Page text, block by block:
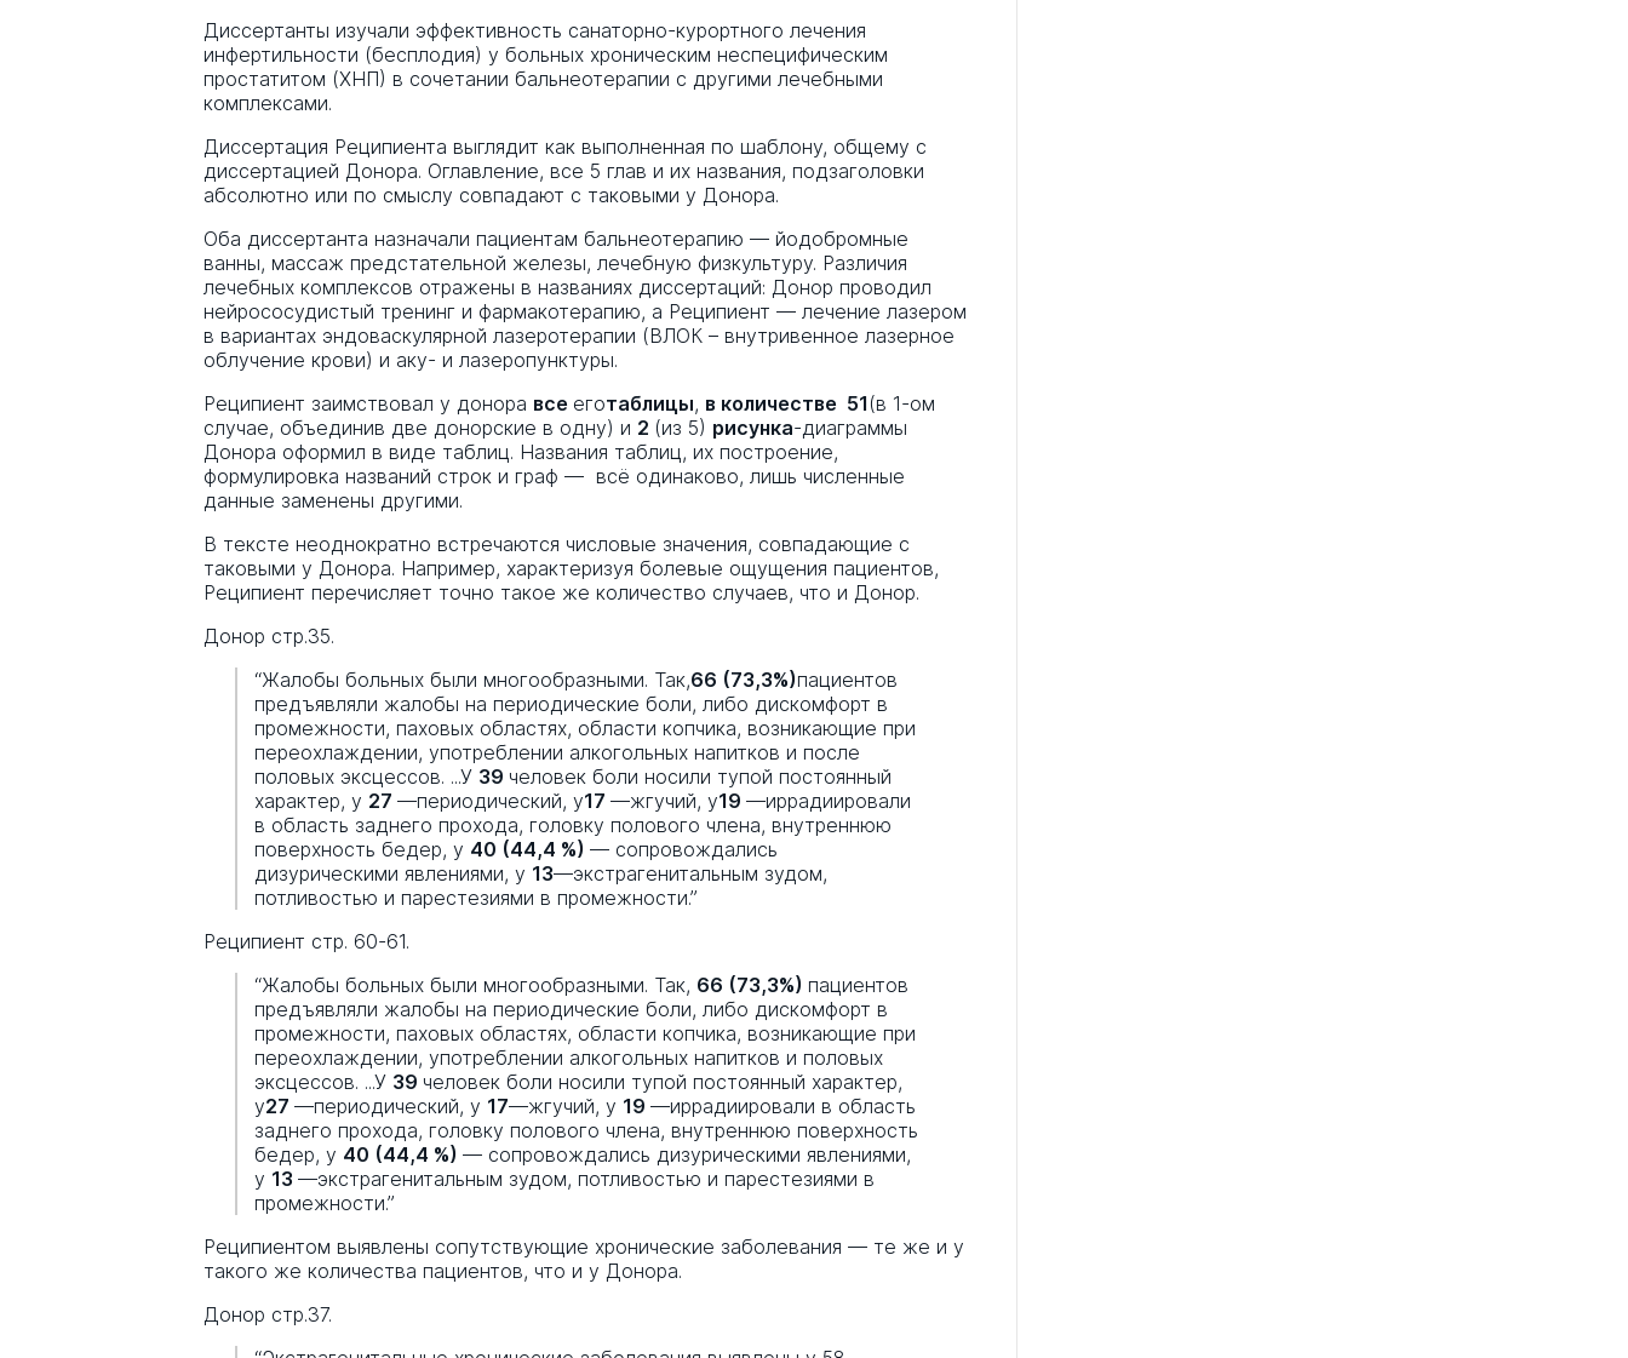
Диссертанты изучали эффективность санаторно-курортного лечения
инфертильности (бесплодия) у больных хроническим неспецифическим
простатитом (ХНП) в сочетании бальнеотерапии с другими лечебными
комплексами.
Диссертация Реципиента выглядит как выполненная по шаблону, общему с
диссертацией Донора. Оглавление, все 5 глав и их названия, подзаголовки
абсолютно или по смыслу совпадают с таковыми у Донора.
Оба диссертанта назначали пациентам бальнеотерапию — йодобромные
ванны, массаж предстательной железы, лечебную физкультуру. Различия
лечебных комплексов отражены в названиях диссертаций: Донор проводил
нейрососудистый тренинг и фармакотерапию, а Реципиент — лечение лазером
в вариантах эндоваскулярной лазеротерапии (ВЛОК – внутривенное лазерное
облучение крови) и аку- и лазеропунктуры.
Реципиент заимствовал у донора все еготаблицы, в количестве 51 (в 1-ом
случае, объединив две донорские в одну) и 2 (из 5) рисунка-диаграммы
Донора оформил в виде таблиц. Названия таблиц, их построение,
формулировка названий строк и граф — всё одинаково, лишь численные
данные заменены другими.
В тексте неоднократно встречаются числовые значения, совпадающие с
таковыми у Донора. Например, характеризуя болевые ощущения пациентов,
Реципиент перечисляет точно такое же количество случаев, что и Донор.
Донор стр.35.
“Жалобы больных были многообразными. Так,66 (73,3%)пациентов
предъявляли жалобы на периодические боли, либо дискомфорт в
промежности, паховых областях, области копчика, возникающие при
переохлаждении, употреблении алкогольных напитков и после
половых эксцессов. ...У 39 человек боли носили тупой постоянный
характер, у 27 —периодический, у17 —жгучий, у19 —иррадиировали
в область заднего прохода, головку полового члена, внутреннюю
поверхность бедер, у 40 (44,4 %) — сопровождались
дизурическими явлениями, у 13—экстрагенитальным зудом,
потливостью и парестезиями в промежности.”
Реципиент стр. 60-61.
“Жалобы больных были многообразными. Так, 66 (73,3%) пациентов
предъявляли жалобы на периодические боли, либо дискомфорт в
промежности, паховых областях, области копчика, возникающие при
переохлаждении, употреблении алкогольных напитков и половых
эксцессов. ...У 39 человек боли носили тупой постоянный характер,
у27 —периодический, у 17—жгучий, у 19 —иррадиировали в область
заднего прохода, головку полового члена, внутреннюю поверхность
бедер, у 40 (44,4 %) — сопровождались дизурическими явлениями,
у 13 —экстрагенитальным зудом, потливостью и парестезиями в
промежности.”
Реципиентом выявлены сопутствующие хронические заболевания — те же и у
такого же количества пациентов, что и у Донора.
Донор стр.37.